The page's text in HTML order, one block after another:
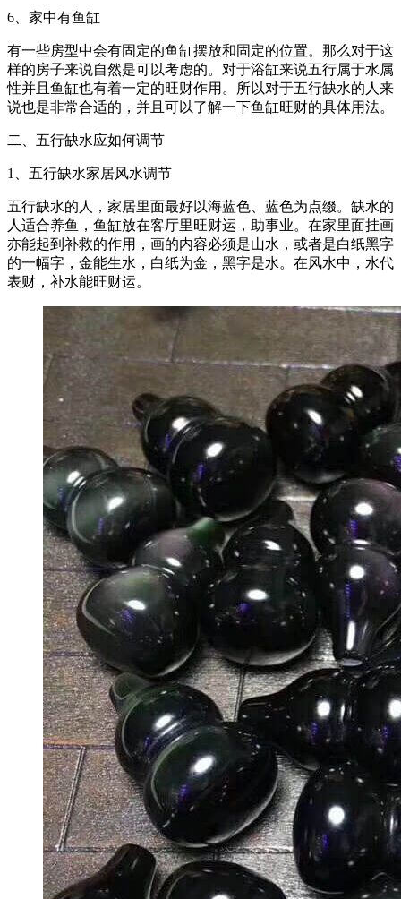
6、家中有鱼缸
有一些房型中会有固定的鱼缸摆放和固定的位置。那么对于这
样的房子来说自然是可以考虑的。对于浴缸来说五行属于水属
性并且鱼缸也有着一定的旺财作用。所以对于五行缺水的人来
说也是非常合适的，并且可以了解一下鱼缸旺财的具体用法。
二、五行缺水应如何调节
1、五行缺水家居风水调节
五行缺水的人，家居里面最好以海蓝色、蓝色为点缀。缺水的
人适合养鱼，鱼缸放在客厅里旺财运，助事业。在家里面挂画
亦能起到补救的作用，画的内容必须是山水，或者是白纸黑字
的一幅字，金能生水，白纸为金，黑字是水。在风水中，水代
表财，补水能旺财运。